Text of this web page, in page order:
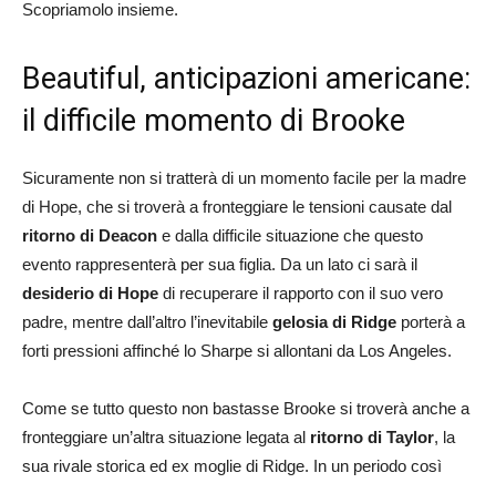
Scopriamolo insieme.
Beautiful, anticipazioni americane:
il difficile momento di Brooke
Sicuramente non si tratterà di un momento facile per la madre
di Hope, che si troverà a fronteggiare le tensioni causate dal
ritorno di Deacon e dalla difficile situazione che questo
evento rappresenterà per sua figlia. Da un lato ci sarà il
desiderio di Hope di recuperare il rapporto con il suo vero
padre, mentre dall’altro l’inevitabile gelosia di Ridge porterà a
forti pressioni affinché lo Sharpe si allontani da Los Angeles.
Come se tutto questo non bastasse Brooke si troverà anche a
fronteggiare un’altra situazione legata al ritorno di Taylor, la
sua rivale storica ed ex moglie di Ridge. In un periodo così